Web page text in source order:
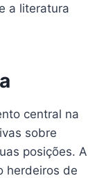
a literatura
central na
sobre
posições. A
herdeiros de